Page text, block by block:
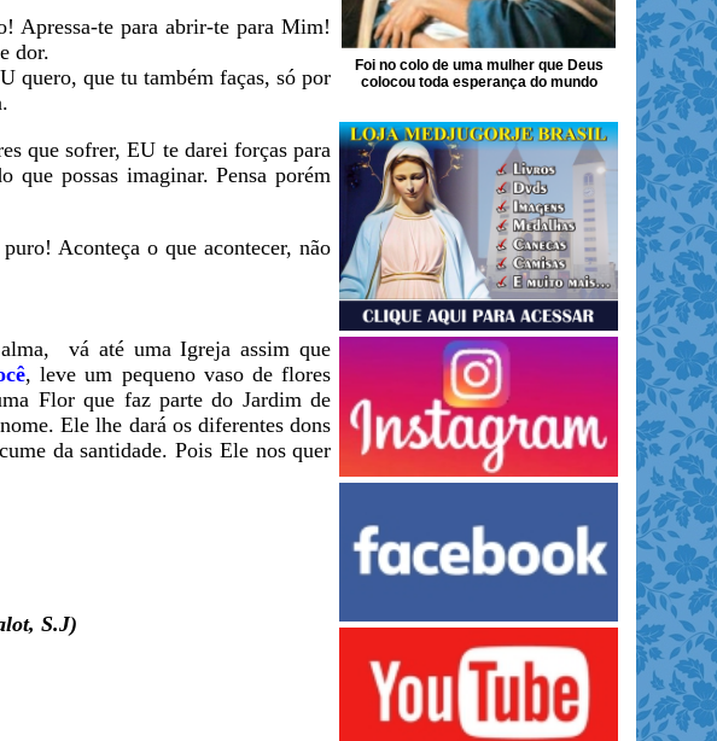
Apressa-te para abrir-te para Mim!
dor.
quero, que tu também faças, só por
que sofrer, EU te darei forças para
que possas imaginar. Pensa porém
Aconteça o que acontecer, não
vá até uma Igreja assim que
, leve um pequeno vaso de flores
Flor que faz parte do Jardim de
Ele lhe dará os diferentes dons
da santidade. Pois Ele nos quer
S.J)
Foi no colo de uma mulher que Deus
colocou toda esperança do mundo